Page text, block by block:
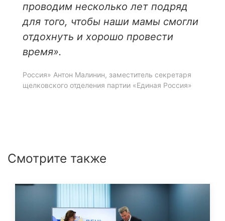
проводим несколько лет подряд
для того, чтобы наши мамы смогли
отдохнуть и хорошо провести
время».
Россия» Антон Малинин, заместитель секретаря
щелковского отделения партии «Единая Россия»
Смотрите также